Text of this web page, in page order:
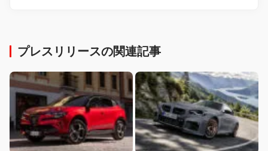
プレスリリースの関連記事